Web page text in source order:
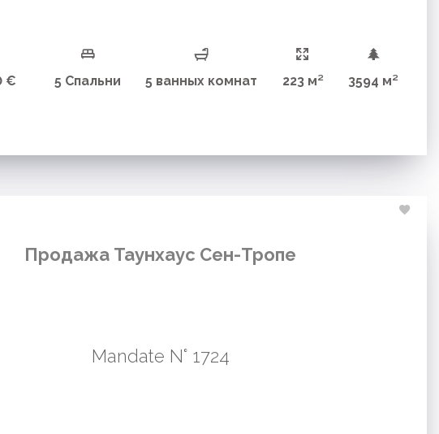
€ 5 Спальни 5 ванных комнат 223 м² 3594 м²
Продажа Таунхаус Сен-Тропе
Mandate N° 1724